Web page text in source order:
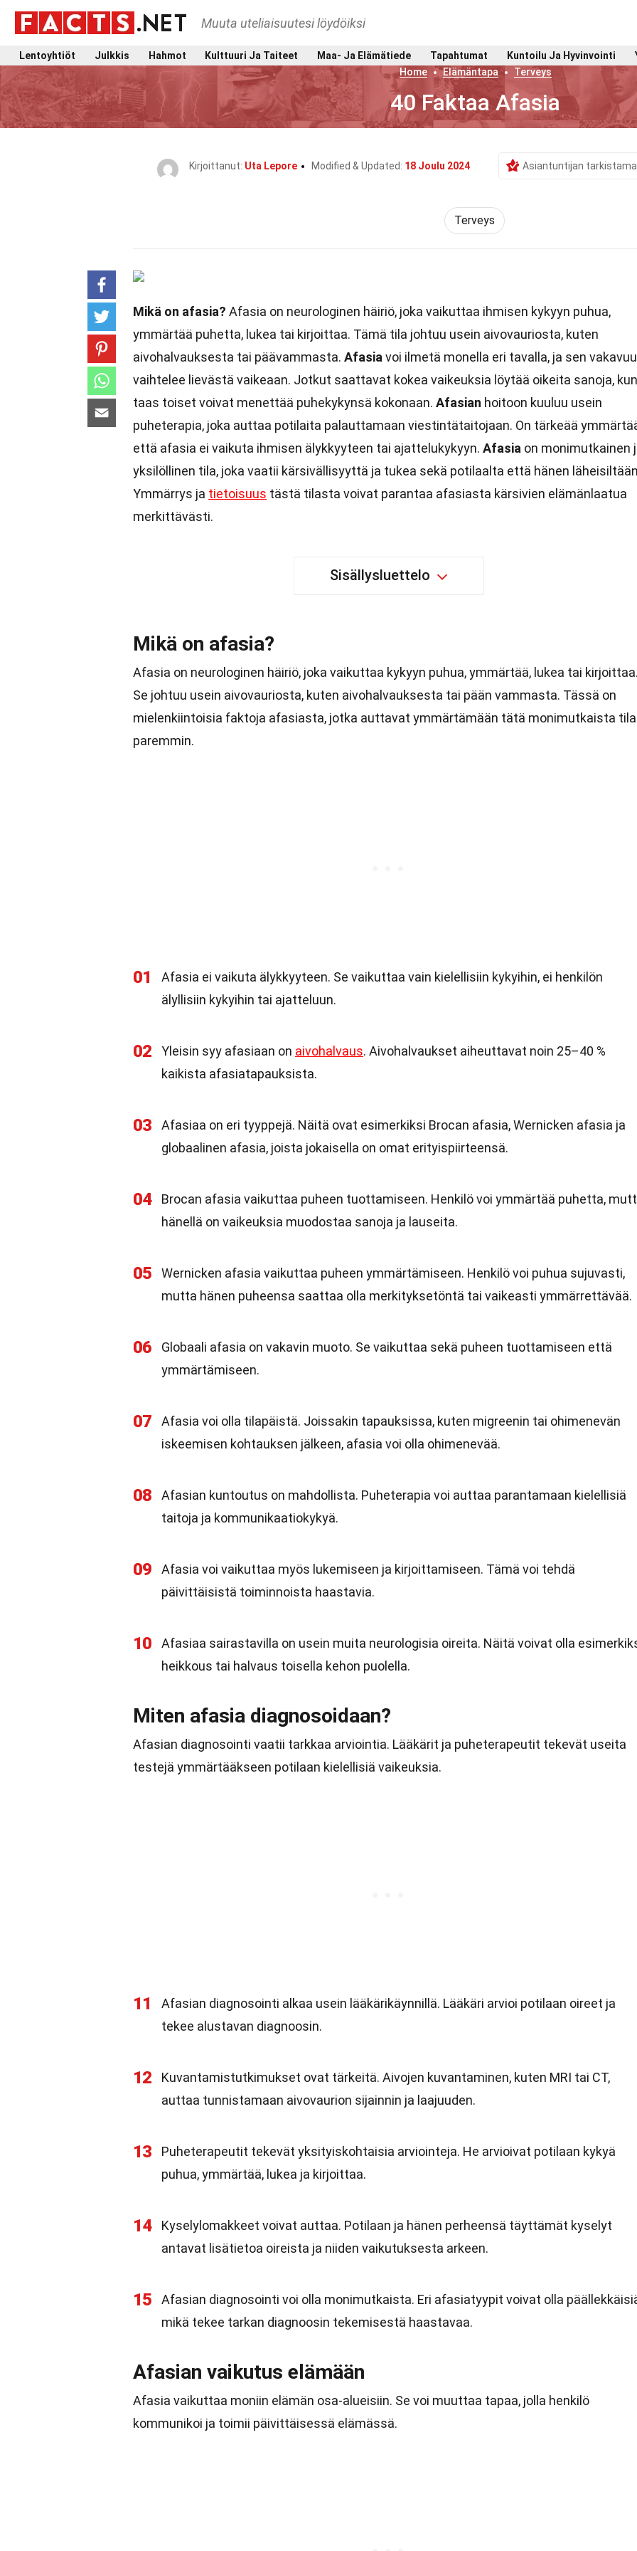
Muuta uteliaisuutesi löydöiksi
Lentoyhtiöt Julkkis Hahmot Kulttuuri Ja Taiteet Maa- Ja Elämätiede Tapahtumat Kuntoilu Ja Hyvinvointi
Home
Elämäntapa Terveys
40 Faktaa Afasia
Kirjoittanut: Uta Lepore Modified & Updated: 18 Joulu 2024 Asiantuntijan tarkistama
Terveys
Mikä on afasia? Afasia on neurologinen häiriö, joka vaikuttaa ihmisen kykyyn puhua,
ymmärtää puhetta, lukea tai kirjoittaa. Tämä tila johtuu usein aivovauriosta, kuten
aivohalvauksesta tai päävammasta. Afasia voi ilmetä monella eri tavalla, ja sen
vaihtelee lievästä vaikeaan. Jotkut saattavat kokea vaikeuksia löytää oikeita sanoja, kun
taas toiset voivat menettää puhekykynsä kokonaan. Afasian hoitoon kuuluu usein
puheterapia, joka auttaa potilaita palauttamaan viestintätaitojaan. On tärkeää
että afasia ei vaikuta ihmisen älykkyyteen tai ajattelukykyyn. Afasia on monimutkainen
yksilöllinen tila, joka vaatii kärsivällisyyttä ja tukea sekä potilaalta että hänen
Ymmärrys ja tietoisuus tästä tilasta voivat parantaa afasiasta kärsivien elämänlaatua
merkittävästi.
Sisällysluettelo
Mikä on afasia?
Afasia on neurologinen häiriö, joka vaikuttaa kykyyn puhua, ymmärtää, lukea tai
Se johtuu usein aivovauriosta, kuten aivohalvauksesta tai pään vammasta. Tässä on
mielenkiintoisia faktoja afasiasta, jotka auttavat ymmärtämään tätä monimutkaista
paremmin.
01
Afasia ei vaikuta älykkyyteen. Se vaikuttaa vain kielellisiin kykyihin, ei henkilön
älyllisiin kykyihin tai ajatteluun.
02 Yleisin syy afasiaan on aivohalvaus. Aivohalvaukset aiheuttavat noin 25–40 %
kaikista afasiatapauksista.
03
Afasiaa on eri tyyppejä. Näitä ovat esimerkiksi Brocan afasia, Wernicken afasia ja
globaalinen afasia, joista jokaisella on omat erityispiirteensä.
04
Brocan afasia vaikuttaa puheen tuottamiseen. Henkilö voi ymmärtää puhetta,
hänellä on vaikeuksia muodostaa sanoja ja lauseita.
05
Wernicken afasia vaikuttaa puheen ymmärtämiseen. Henkilö voi puhua sujuvasti,
mutta hänen puheensa saattaa olla merkityksetöntä tai vaikeasti ymmärrettävää.
06
Globaali afasia on vakavin muoto. Se vaikuttaa sekä puheen tuottamiseen että
ymmärtämiseen.
07
Afasia voi olla tilapäistä. Joissakin tapauksissa, kuten migreenin tai ohimenevän
iskeemisen kohtauksen jälkeen, afasia voi olla ohimenevää.
08
Afasian kuntoutus on mahdollista. Puheterapia voi auttaa parantamaan kielellisiä
taitoja ja kommunikaatiokykyä.
09
Afasia voi vaikuttaa myös lukemiseen ja kirjoittamiseen. Tämä voi tehdä
päivittäisistä toiminnoista haastavia.
10
Afasiaa sairastavilla on usein muita neurologisia oireita. Näitä voivat olla
heikkous tai halvaus toisella kehon puolella.
Miten afasia diagnosoidaan?
Afasian diagnosointi vaatii tarkkaa arviointia. Lääkärit ja puheterapeutit tekevät useita
testejä ymmärtääkseen potilaan kielellisiä vaikeuksia.
11
Afasian diagnosointi alkaa usein lääkärikäynnillä. Lääkäri arvioi potilaan oireet ja
tekee alustavan diagnoosin.
12
Kuvantamistutkimukset ovat tärkeitä. Aivojen kuvantaminen, kuten MRI tai CT,
auttaa tunnistamaan aivovaurion sijainnin ja laajuuden.
13
Puheterapeutit tekevät yksityiskohtaisia arviointeja. He arvioivat potilaan kykyä
puhua, ymmärtää, lukea ja kirjoittaa.
14
Kyselylomakkeet voivat auttaa. Potilaan ja hänen perheensä täyttämät kyselyt
antavat lisätietoa oireista ja niiden vaikutuksesta arkeen.
15
Afasian diagnosointi voi olla monimutkaista. Eri afasiatyypit voivat olla
mikä tekee tarkan diagnoosin tekemisestä haastavaa.
Afasian vaikutus elämään
Afasia vaikuttaa moniin elämän osa-alueisiin. Se voi muuttaa tapaa, jolla henkilö
kommunikoi ja toimii päivittäisessä elämässä.